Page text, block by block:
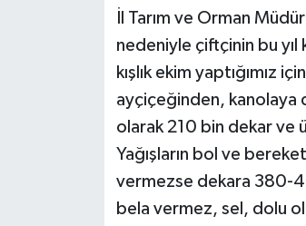
İl Tarım ve Orman
nedeniyle çiftçinin bu
kışlık ekim yaptığımız
ayçiçeğinden, kanolaya
olarak 210 bin dekar ve
Yağışların bol ve
vermezse dekara 380-
bela vermez, sel, dolu